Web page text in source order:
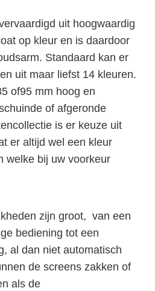
uit hoogwaardig
op kleur en is daardoor
Standaard kan er
uit maar liefst 14 kleuren.
of95 mm hoog en
of afgeronde
is er keuze uit
er altijd wel een kleur
welke bij uw voorkeur
zijn groot, van een
bediening tot een
al dan niet automatisch
de screens zakken of
als de